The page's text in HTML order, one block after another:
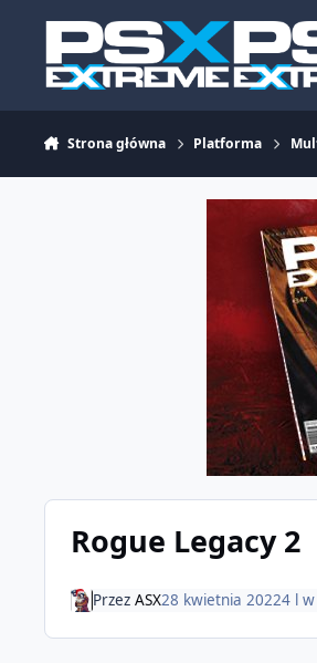
Strona główna Platforma
Rogue Legacy 2
PrzezASX28 kwietnia 20224 l